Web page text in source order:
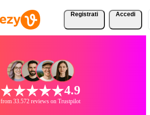
Registrati Accedi
4.9
from 33.572 reviews on Trustpilot